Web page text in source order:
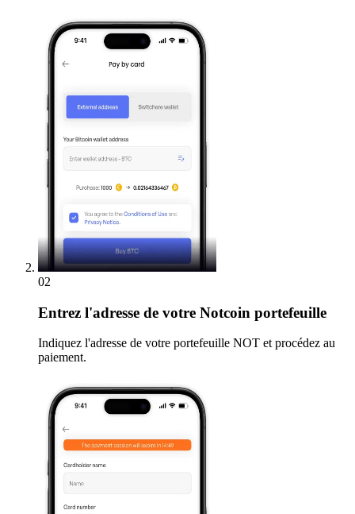
02
Entrez l'adresse de votre Notcoin portefeuille
Indiquez l'adresse de votre portefeuille NOT et procédez au
paiement.